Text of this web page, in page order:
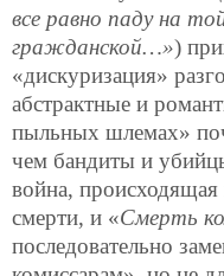
все равно паду на
гражданской…»)
«дискуризация»
абстрактные и
пыльных шлемах»
чем бандиты и
война, происходящая
смерти, и «Смерть
последовательно